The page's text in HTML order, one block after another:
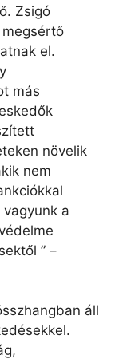
Zsigó
el.
más
növelik
nem
a
” –
áll